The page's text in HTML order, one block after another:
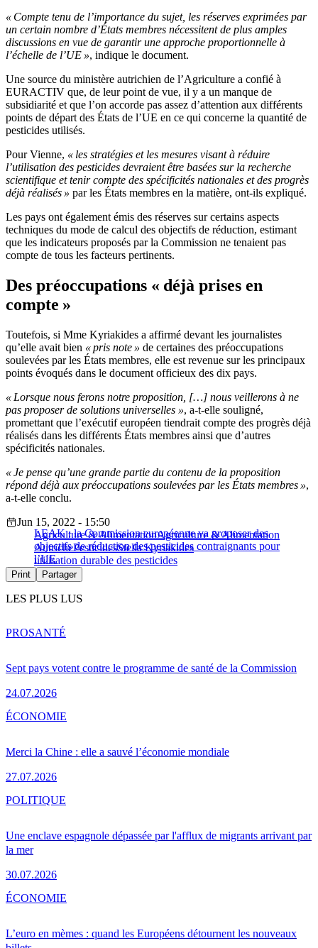
« Compte tenu de l’importance du sujet, les réserves exprimées par
un certain nombre d’États membres nécessitent de plus amples
discussions en vue de garantir une approche proportionnelle à
l’échelle de l’UE », indique le document.
Une source du ministère autrichien de l’Agriculture a confié à
EURACTIV que, de leur point de vue, il y a un manque de
subsidiarité et que l’on accorde pas assez d’attention aux différents
points de départ des États de l’UE en ce qui concerne la quantité de
pesticides utilisés.
Pour Vienne, « les stratégies et les mesures visant à réduire
l’utilisation des pesticides devraient être basées sur la recherche
scientifique et tenir compte des spécificités nationales et des progrès
déjà réalisés » par les États membres en la matière, ont-ils expliqué.
Les pays ont également émis des réserves sur certains aspects
techniques du mode de calcul des objectifs de réduction, estimant
que les indicateurs proposés par la Commission ne tenaient pas
compte de tous les facteurs pertinents.
Des préoccupations « déjà prises en
compte »
Toutefois, si Mme Kyriakides a affirmé devant les journalistes
qu’elle avait bien « pris note » de certaines des préoccupations
soulevées par les États membres, elle est revenue sur les principaux
points évoqués dans le document officieux des dix pays.
« Lorsque nous ferons notre proposition, […] nous veillerons à ne
pas proposer de solutions universelles », a-t-elle souligné,
promettant que l’exécutif européen tiendrait compte des progrès déjà
réalisés dans les différents États membres ainsi que d’autres
spécificités nationales.
« Je pense qu’une grande partie du contenu de la proposition
répond déjà aux préoccupations soulevées par les États membres »,
a-t-elle conclu.
LEAK : la Commission européenne va proposer des
objectifs de réduction des pesticides contraignants pour
l’UE
Jun 15, 2022 - 15:50
Agriculture & AlimentationAgriculture & Alimentation
AutrichePesticidesStella Kyriakides
utilisation durable des pesticides
Print Partager
LES PLUS LUS
Sept pays votent contre le programme de santé de la Commission
24.07.2026
PROSANTÉ
Merci la Chine : elle a sauvé l’économie mondiale
27.07.2026
ÉCONOMIE
Une enclave espagnole dépassée par l'afflux de migrants arrivant par
la mer
30.07.2026
POLITIQUE
L’euro en mèmes : quand les Européens détournent les nouveaux
ÉCONOMIE